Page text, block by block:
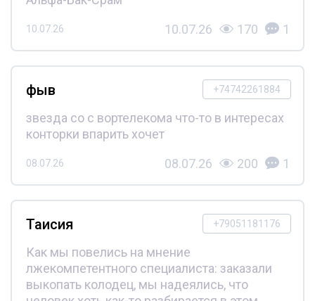
10.07.26 10.07.26 170 1
+74742261884
фыв
звезда со с вортелекома что-то в интересах
конторки впарить хочет
08.07.26 08.07.26 200 1
+79051181176
Таисия
Как мы повелись на мнение
лжекомпетентного специалиста: заказали
выкопать колодец, мы надеялись, что